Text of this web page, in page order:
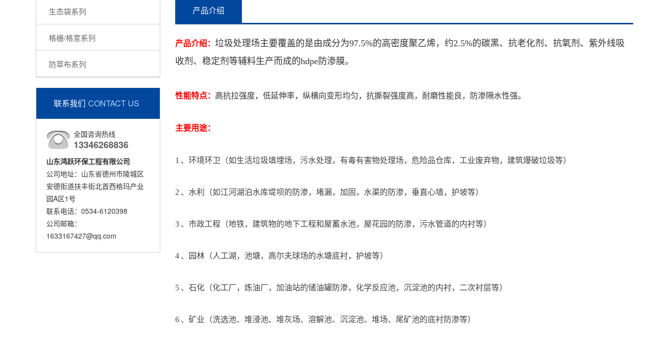
生态袋系列
格栅/格室系列
防草布系列
联系我们 CONTACT US
全国咨询热线
13346268836
山东鸿跃环保工程有限公司
公司地址：山东省德州市陵城区
安德街道扶丰街北首西格玛产业
园A区1号
联系电话：0534-6120398
公司邮箱：
1633167427@qq.com
产品介绍
产品介绍： 垃圾处理场主要覆盖的是由成分为97.5%的高密度聚乙烯，约2.5%的碳黑、抗老化剂、抗氧剂、紫外线吸
收剂、稳定剂等辅料生产而成的hdpe防渗膜。
性能特点： 高抗拉强度，低延伸率，纵横向变形均匀，抗撕裂强度高，耐磨性能良，防渗隔水性强。
主要用途：
1 、环境环卫（如生活垃圾填埋场，污水处理，有毒有害物处理场，危险品仓库，工业废弃物，建筑爆破垃圾等）
2 、水利（如江河湖泊水库堤坝的防渗，堵漏，加固，水渠的防渗，垂直心墙，护坡等）
3 、市政工程（地铁，建筑物的地下工程和屋蓄水池，屋花园的防渗，污水管道的内衬等）
4 、园林（人工湖，池塘，高尔夫球场的水塘底衬，护坡等）
5 、石化（化工厂，炼油厂，加油站的储油罐防渗，化学反应池，沉淀池的内衬，二次衬层等）
6 、矿业（洗选池、堆浸池、堆灰场、溶解池、沉淀池、堆场、尾矿池的底衬防渗等）